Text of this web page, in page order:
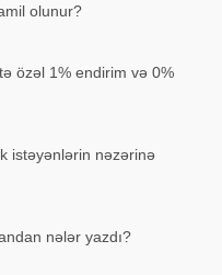
olunur?
özəl 1% endirim və 0%
istəyənlərin nəzərinə
nələr yazdı?